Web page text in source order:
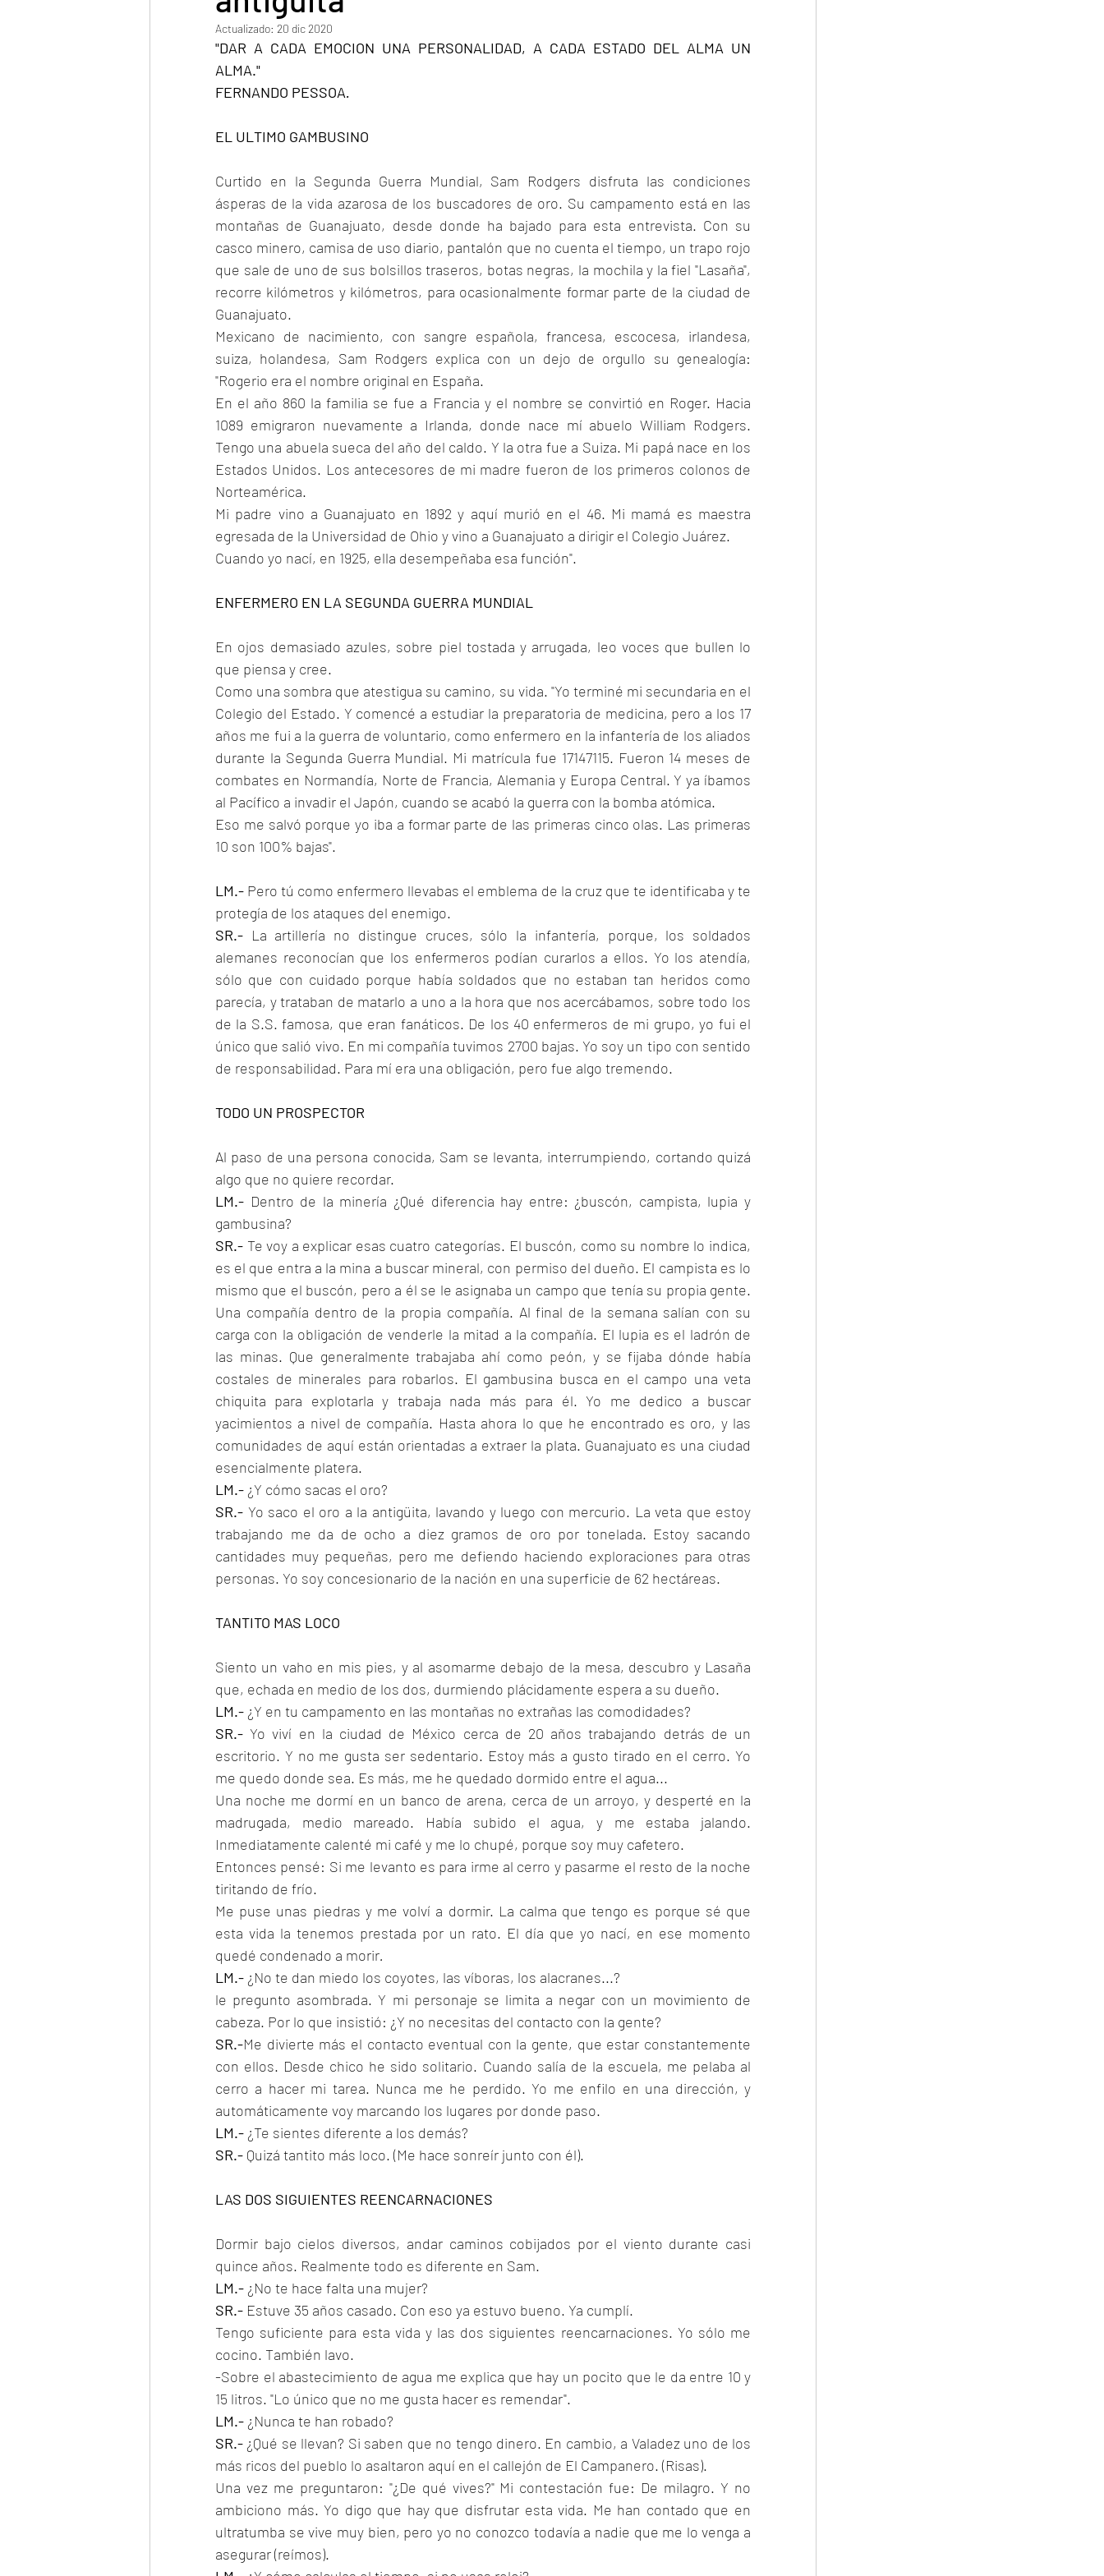
Actualizado: 20 dic 2020
"DAR A CADA EMOCION UNA PERSONALIDAD, A CADA ESTADO DEL ALMA UN
ALMA."
FERNANDO PESSOA.
EL ULTIMO GAMBUSINO
Curtido en la Segunda Guerra Mundial, Sam Rodgers disfruta las condiciones
ásperas de la vida azarosa de los buscadores de oro. Su campamento está en las
montañas de Guanajuato, desde donde ha bajado para esta entrevista. Con su
casco minero, camisa de uso diario, pantalón que no cuenta el tiempo, un trapo rojo
que sale de uno de sus bolsillos traseros, botas negras, la mochila y la fiel "Lasaña",
recorre kilómetros y kilómetros, para ocasionalmente formar parte de la ciudad de
Guanajuato.
Mexicano de nacimiento, con sangre española, francesa, escocesa, irlandesa,
suiza, holandesa, Sam Rodgers explica con un dejo de orgullo su genealogía:
"Rogerio era el nombre original en España.
En el año 860 la familia se fue a Francia y el nombre se convirtió en Roger. Hacia
1089 emigraron nuevamente a Irlanda, donde nace mí abuelo William Rodgers.
Tengo una abuela sueca del año del caldo. Y la otra fue a Suiza. Mi papá nace en los
Estados Unidos. Los antecesores de mi madre fueron de los primeros colonos de
Norteamérica.
Mi padre vino a Guanajuato en 1892 y aquí murió en el 46. Mi mamá es maestra
egresada de la Universidad de Ohio y vino a Guanajuato a dirigir el Colegio Juárez.
Cuando yo nací, en 1925, ella desempeñaba esa función".
ENFERMERO EN LA SEGUNDA GUERRA MUNDIAL
En ojos demasiado azules, sobre piel tostada y arrugada, leo voces que bullen lo
que piensa y cree.
Como una sombra que atestigua su camino, su vida. "Yo terminé mi secundaria en el
Colegio del Estado. Y comencé a estudiar la preparatoria de medicina, pero a los 17
años me fui a la guerra de voluntario, como enfermero en la infantería de los aliados
durante la Segunda Guerra Mundial. Mi matrícula fue 17147115. Fueron 14 meses de
combates en Normandía, Norte de Francia, Alemania y Europa Central. Y ya íbamos
al Pacífico a invadir el Japón, cuando se acabó la guerra con la bomba atómica.
Eso me salvó porque yo iba a formar parte de las primeras cinco olas. Las primeras
10 son 100% bajas".
LM.- Pero tú como enfermero llevabas el emblema de la cruz que te identificaba y te
protegía de los ataques del enemigo.
SR.- La artillería no distingue cruces, sólo la infantería, porque, los soldados
alemanes reconocían que los enfermeros podían curarlos a ellos. Yo los atendía,
sólo que con cuidado porque había soldados que no estaban tan heridos como
parecía, y trataban de matarlo a uno a la hora que nos acercábamos, sobre todo los
de la S.S. famosa, que eran fanáticos. De los 40 enfermeros de mi grupo, yo fui el
único que salió vivo. En mi compañía tuvimos 2700 bajas. Yo soy un tipo con sentido
de responsabilidad. Para mí era una obligación, pero fue algo tremendo.
TODO UN PROSPECTOR
Al paso de una persona conocida, Sam se levanta, interrumpiendo, cortando quizá
algo que no quiere recordar.
LM.- Dentro de la minería ¿Qué diferencia hay entre: ¿buscón, campista, lupia y
gambusina?
SR.- Te voy a explicar esas cuatro categorías. El buscón, como su nombre lo indica,
es el que entra a la mina a buscar mineral, con permiso del dueño. El campista es lo
mismo que el buscón, pero a él se le asignaba un campo que tenía su propia gente.
Una compañía dentro de la propia compañía. Al final de la semana salían con su
carga con la obligación de venderle la mitad a la compañía. El lupia es el ladrón de
las minas. Que generalmente trabajaba ahí como peón, y se fijaba dónde había
costales de minerales para robarlos. El gambusina busca en el campo una veta
chiquita para explotarla y trabaja nada más para él. Yo me dedico a buscar
yacimientos a nivel de compañía. Hasta ahora lo que he encontrado es oro, y las
comunidades de aquí están orientadas a extraer la plata. Guanajuato es una ciudad
esencialmente platera.
LM.- ¿Y cómo sacas el oro?
SR.- Yo saco el oro a la antigüita, lavando y luego con mercurio. La veta que estoy
trabajando me da de ocho a diez gramos de oro por tonelada. Estoy sacando
cantidades muy pequeñas, pero me defiendo haciendo exploraciones para otras
personas. Yo soy concesionario de la nación en una superficie de 62 hectáreas.
TANTITO MAS LOCO
Siento un vaho en mis pies, y al asomarme debajo de la mesa, descubro y Lasaña
que, echada en medio de los dos, durmiendo plácidamente espera a su dueño.
LM.- ¿Y en tu campamento en las montañas no extrañas las comodidades?
SR.- Yo viví en la ciudad de México cerca de 20 años trabajando detrás de un
escritorio. Y no me gusta ser sedentario. Estoy más a gusto tirado en el cerro. Yo
me quedo donde sea. Es más, me he quedado dormido entre el agua...
Una noche me dormí en un banco de arena, cerca de un arroyo, y desperté en la
madrugada, medio mareado. Había subido el agua, y me estaba jalando.
Inmediatamente calenté mi café y me lo chupé, porque soy muy cafetero.
Entonces pensé: Si me levanto es para irme al cerro y pasarme el resto de la noche
tiritando de frío.
Me puse unas piedras y me volví a dormir. La calma que tengo es porque sé que
esta vida la tenemos prestada por un rato. El día que yo nací, en ese momento
quedé condenado a morir.
LM.- ¿No te dan miedo los coyotes, las víboras, los alacranes...?
le pregunto asombrada. Y mi personaje se limita a negar con un movimiento de
cabeza. Por lo que insistió: ¿Y no necesitas del contacto con la gente?
SR.-Me divierte más el contacto eventual con la gente, que estar constantemente
con ellos. Desde chico he sido solitario. Cuando salía de la escuela, me pelaba al
cerro a hacer mi tarea. Nunca me he perdido. Yo me enfilo en una dirección, y
automáticamente voy marcando los lugares por donde paso.
LM.- ¿Te sientes diferente a los demás?
SR.- Quizá tantito más loco. (Me hace sonreír junto con él).
LAS DOS SIGUIENTES REENCARNACIONES
Dormir bajo cielos diversos, andar caminos cobijados por el viento durante casi
quince años. Realmente todo es diferente en Sam.
LM.- ¿No te hace falta una mujer?
SR.- Estuve 35 años casado. Con eso ya estuvo bueno. Ya cumplí.
Tengo suficiente para esta vida y las dos siguientes reencarnaciones. Yo sólo me
cocino. También lavo.
-Sobre el abastecimiento de agua me explica que hay un pocito que le da entre 10 y
15 litros. "Lo único que no me gusta hacer es remendar".
LM.- ¿Nunca te han robado?
SR.- ¿Qué se llevan? Si saben que no tengo dinero. En cambio, a Valadez uno de los
más ricos del pueblo lo asaltaron aquí en el callejón de El Campanero. (Risas).
Una vez me preguntaron: "¿De qué vives?" Mi contestación fue: De milagro. Y no
ambiciono más. Yo digo que hay que disfrutar esta vida. Me han contado que en
ultratumba se vive muy bien, pero yo no conozco todavía a nadie que me lo venga a
asegurar (reímos).